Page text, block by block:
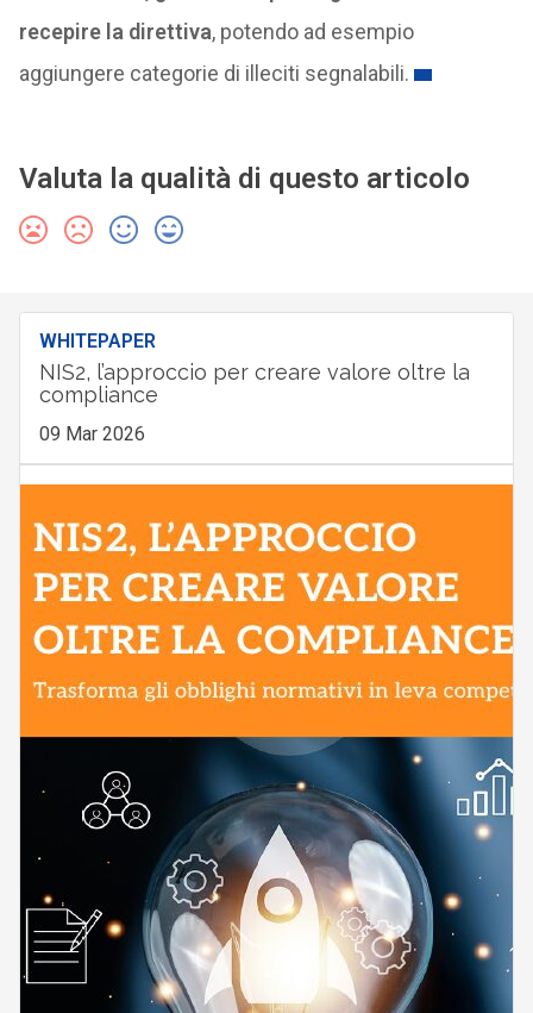
recepire la direttiva, potendo ad esempio
aggiungere categorie di illeciti segnalabili.
Valuta la qualità di questo articolo
WHITEPAPER
NIS2, l’approccio per creare valore oltre la
compliance
09 Mar 2026